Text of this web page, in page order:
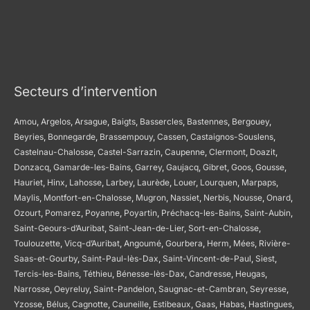
Secteurs d’intervention
Amou, Argelos, Arsague, Baigts, Bassercles, Bastennes, Bergouey,
Beyries, Bonnegarde, Brassempouy, Cassen, Castaignos-Souslens,
Castelnau-Chalosse, Castel-Sarrazin, Caupenne, Clermont, Doazit,
Donzacq, Gamarde-les-Bains, Garrey, Gaujacq, Gibret, Goos, Gousse,
Hauriet, Hinx, Lahosse, Larbey, Laurède, Louer, Lourquen, Marpaps,
Maylis, Montfort-en-Chalosse, Mugron, Nassiet, Nerbis, Nousse, Onard,
Ozourt, Pomarez, Poyanne, Poyartin, Préchacq-les-Bains, Saint-Aubin,
Saint-Geours-d’Auribat, Saint-Jean-de-Lier, Sort-en-Chalosse,
Toulouzette, Vicq-d’Auribat, Angoumé, Gourbera, Herm, Mées, Rivière-
Saas-et-Gourby, Saint-Paul-lès-Dax, Saint-Vincent-de-Paul, Siest,
Tercis-les-Bains, Téthieu, Bénesse-lès-Dax, Candresse, Heugas,
Narrosse, Oeyreluy, Saint-Pandelon, Saugnac-et-Cambran, Seyresse,
Yzosse, Bélus, Cagnotte, Cauneille, Estibeaux, Gaas, Habas, Hastingues,